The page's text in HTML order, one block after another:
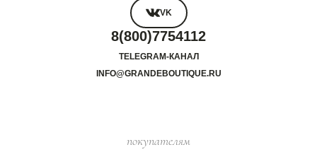
VK
8(800)7754112
TELEGRAM-КАНАЛ
INFO@GRANDEBOUTIQUE.RU
покупателям